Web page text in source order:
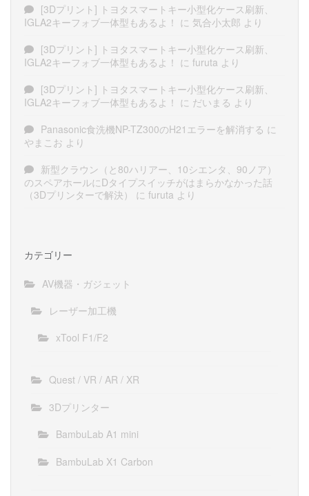
[3Dプリント] トヨタスマートキー小型化ケース刷新、
IGLA2キーフォブ一体型もあるよ！ に 気合小太郎 より
[3Dプリント] トヨタスマートキー小型化ケース刷新、
IGLA2キーフォブ一体型もあるよ！ に furuta より
[3Dプリント] トヨタスマートキー小型化ケース刷新、
IGLA2キーフォブ一体型もあるよ！ に だいまる より
Panasonic食洗機NP-TZ300のH21エラーを解消する に
やまこお より
新型クラウン（と80ハリアー、10シエンタ、90ノア）
のスペアホールにDタイプスイッチがはまらかなかった話
（3Dプリンターで解決）
に furuta より
カテゴリー
AV機器・ガジェット
レーザー加工機
xTool F1/F2
Quest / VR / AR / XR
3Dプリンター
BambuLab A1 mini
BambuLab X1 Carbon